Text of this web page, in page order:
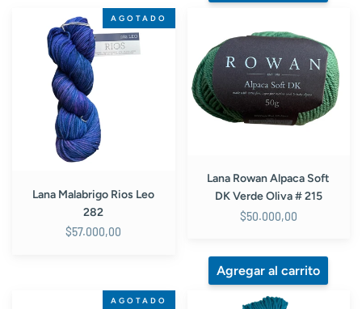
Malabrigo
AGOTADO
Lana Malabrigo Rios Leo
282
$57.000,00
Alpaca
Soft
DK
Verde
Lana Rowan Alpaca Soft
DK Verde Oliva # 215
$50.000,00
AGOTADO